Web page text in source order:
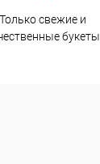
Только свежие и
букеты